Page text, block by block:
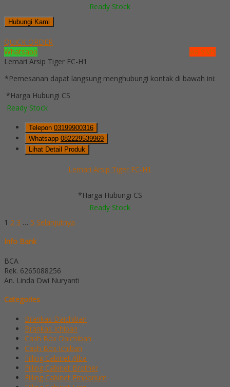
Ready Stock
Hubungi Kami
QUICK ORDER
Whatsapp
via SMS
Lemari Arsip Tiger FC-H1
*Pemesanan dapat langsung menghubungi kontak di bawah ini:
*Harga Hubungi CS
Ready Stock
Telepon 03199900316
Whatsapp 082229539969
Lihat Detail Produk
Lemari Arsip Tiger FC-H1
*Harga Hubungi CS
Ready Stock
1 2 3 … 5 Selanjutnya
Info Bank
BCA
Rek. 6265088256
An. Linda Dwi Nuryanti
Categories
Brankas Daichiban
Brankas Ichiban
Cash Box Daichiban
Cash Box Ichiban
Filling Cabinet Alba
Filling Cabinet Brother
Filling Cabinet Emporium